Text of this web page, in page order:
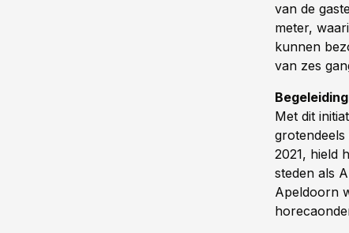
van de
meter,
kunnen
van zes
Met dit
2021, hield
steden als
Apeldoorn